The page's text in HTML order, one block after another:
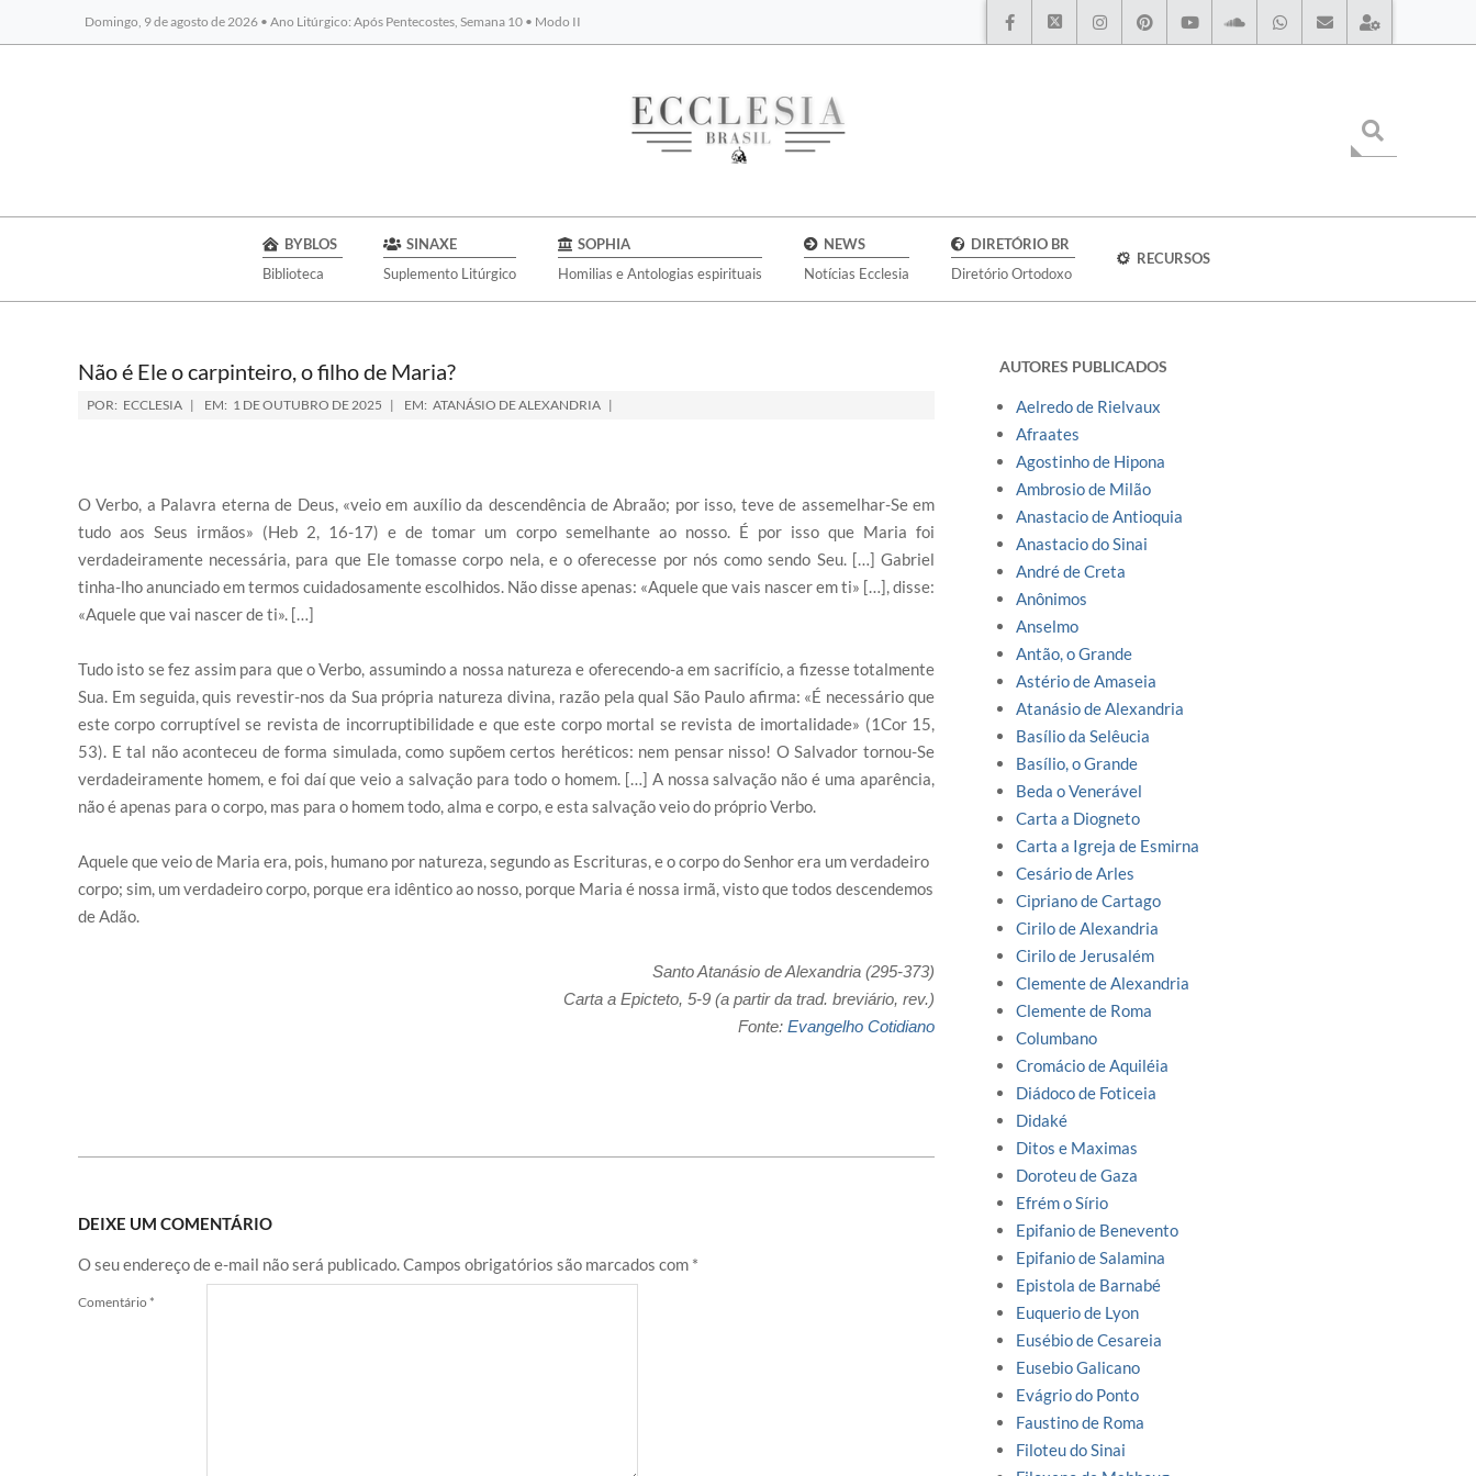
Domingo, 9 de agosto de 2026 • Ano Litúrgico: Após Pentecostes, Semana 10 • Modo II
BYBLOS
BYBLOS
Biblioteca
SINAXE
Suplemento Litúrgico
SOPHIA
Homilias e Antologias espirituais
NEWS
Notícias Ecclesia
DIRETÓRIO BR
Diretório Ortodoxo
RECURSOS
Não é Ele o carpinteiro, o filho de Maria?
POR: ECCLESIA EM: 1 DE OUTUBRO DE 2025 EM: ATANÁSIO DE ALEXANDRIA
O Verbo, a Palavra eterna de Deus, «veio em auxílio da descendência de Abraão; por isso, teve de assemelhar-Se em
tudo aos Seus irmãos» (Heb 2, 16-17) e de tomar um corpo semelhante ao nosso. É por isso que Maria foi
verdadeiramente necessária, para que Ele tomasse corpo nela, e o oferecesse por nós como sendo Seu. […] Gabriel
tinha-lho anunciado em termos cuidadosamente escolhidos. Não disse apenas: «Aquele que vais nascer em ti» […], disse:
«Aquele que vai nascer de ti». […]
Tudo isto se fez assim para que o Verbo, assumindo a nossa natureza e oferecendo-a em sacrifício, a fizesse totalmente
Sua. Em seguida, quis revestir-nos da Sua própria natureza divina, razão pela qual São Paulo afirma: «É necessário que
este corpo corruptível se revista de incorruptibilidade e que este corpo mortal se revista de imortalidade» (1Cor 15,
53). E tal não aconteceu de forma simulada, como supõem certos heréticos: nem pensar nisso! O Salvador tornou-Se
verdadeiramente homem, e foi daí que veio a salvação para todo o homem. […] A nossa salvação não é uma aparência,
não é apenas para o corpo, mas para o homem todo, alma e corpo, e esta salvação veio do próprio Verbo.
Aquele que veio de Maria era, pois, humano por natureza, segundo as Escrituras, e o corpo do Senhor era um verdadeiro
corpo; sim, um verdadeiro corpo, porque era idêntico ao nosso, porque Maria é nossa irmã, visto que todos descendemos
de Adão.
Santo Atanásio de Alexandria (295-373)
Carta a Epicteto, 5-9 (a partir da trad. breviário, rev.)
Fonte: Evangelho Cotidiano
DEIXE UM COMENTÁRIO
O seu endereço de e-mail não será publicado.Campos obrigatórios são marcados com *
Comentário *
AUTORES PUBLICADOS
Aelredo de Rielvaux
Afraates
Agostinho de Hipona
Ambrosio de Milão
Anastacio de Antioquia
Anastacio do Sinai
André de Creta
Anônimos
Anselmo
Antão, o Grande
Astério de Amaseia
Atanásio de Alexandria
Basílio da Selêucia
Basílio, o Grande
Beda o Venerável
Carta a Diogneto
Carta a Igreja de Esmirna
Cesário de Arles
Cipriano de Cartago
Cirilo de Alexandria
Cirilo de Jerusalém
Clemente de Alexandria
Clemente de Roma
Columbano
Cromácio de Aquiléia
Diádoco de Foticeia
Didaké
Ditos e Maximas
Doroteu de Gaza
Efrém o Sírio
Epifanio de Benevento
Epifanio de Salamina
Epistola de Barnabé
Euquerio de Lyon
Eusébio de Cesareia
Eusebio Galicano
Evágrio do Ponto
Faustino de Roma
Filoteu do Sinai